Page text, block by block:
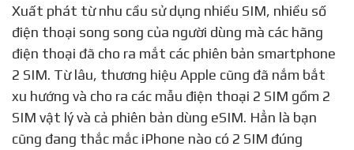
Xuất phát từ nhu cầu sử dụng nhiều SIM, nhiều số
điện thoại song song của người dùng mà các hãng
điện thoại đã cho ra mắt các phiên bản smartphone
2 SIM. Từ lâu, thương hiệu Apple cũng đã nắm bắt
xu hướng và cho ra các mẫu điện thoại 2 SIM gồm 2
SIM vật lý và cả phiên bản dùng eSIM. Hẳn là bạn
cũng đang thắc mắc iPhone nào có 2 SIM đúng